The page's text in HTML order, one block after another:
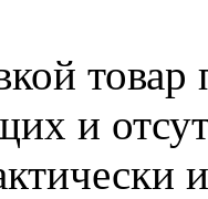
товар
и